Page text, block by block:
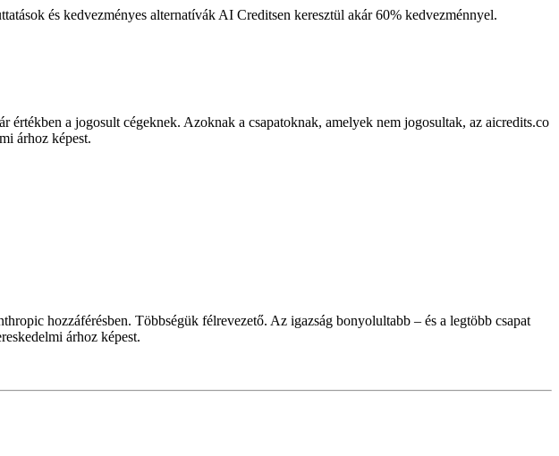
és kedvezményes alternatívák AI Creditsen keresztül akár 60% kedvezménnyel.
a jogosult cégeknek. Azoknak a csapatoknak, amelyek nem jogosultak, az aicredits.co
árhoz képest.
hozzáférésben. Többségük félrevezető. Az igazság bonyolultabb – és a legtöbb csapat
árhoz képest.